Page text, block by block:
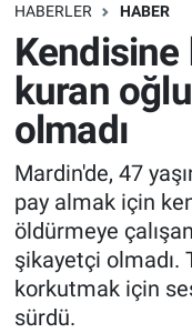
HABERLER HABER
Kendisine
kuran
olmadı
Mardin'de, 47
pay almak için
öldürmeye
şikayetçi olmadı.
korkutmak için
sürdü.
Bilim turu
Bilim ve
Doğa
Dünya
Ege Saati
Ege'den
Dünya
Teknoloji
Sağlık
Spor
Yayın Akışı
İletişim
Trafik Durumu
Süper Lig
Tüm Manşetler
Son Dakika
Haber Arşivi